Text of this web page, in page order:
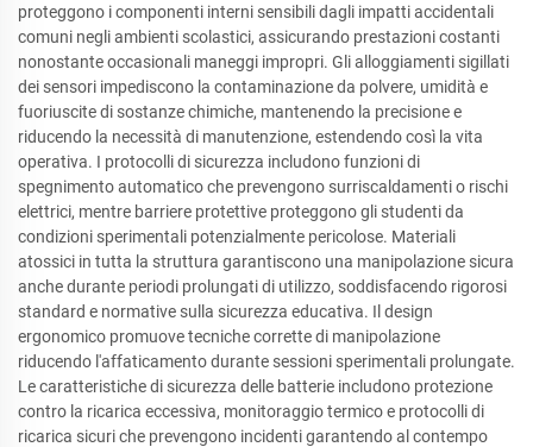
proteggono i componenti interni sensibili dagli impatti accidentali
comuni negli ambienti scolastici, assicurando prestazioni costanti
nonostante occasionali maneggi impropri. Gli alloggiamenti sigillati
dei sensori impediscono la contaminazione da polvere, umidità e
fuoriuscite di sostanze chimiche, mantenendo la precisione e
riducendo la necessità di manutenzione, estendendo così la vita
operativa. I protocolli di sicurezza includono funzioni di
spegnimento automatico che prevengono surriscaldamenti o rischi
elettrici, mentre barriere protettive proteggono gli studenti da
condizioni sperimentali potenzialmente pericolose. Materiali
atossici in tutta la struttura garantiscono una manipolazione sicura
anche durante periodi prolungati di utilizzo, soddisfacendo rigorosi
standard e normative sulla sicurezza educativa. Il design
ergonomico promuove tecniche corrette di manipolazione
riducendo l'affaticamento durante sessioni sperimentali prolungate.
Le caratteristiche di sicurezza delle batterie includono protezione
contro la ricarica eccessiva, monitoraggio termico e protocolli di
ricarica sicuri che prevengono incidenti garantendo al contempo